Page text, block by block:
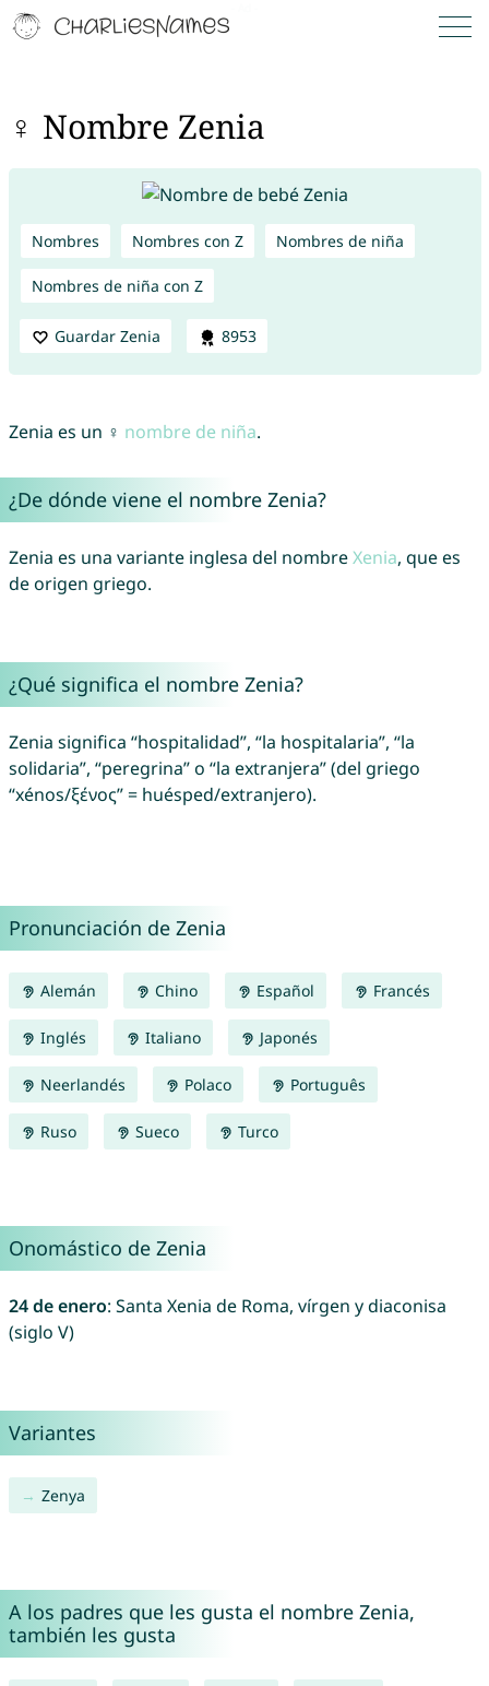
♀ Nombre Zenia
Nombres Nombres con Z Nombres de niña
Nombres de niña con Z
Guardar Zenia 8953
Zenia es un ♀ nombre de niña.
¿De dónde viene el nombre Zenia?
Zenia es una variante inglesa del nombreXenia, que es
de origen griego.
¿Qué significa el nombre Zenia?
Zenia significa “hospitalidad”, “la hospitalaria”, “la
solidaria”, “peregrina” o “la extranjera” (del griego
“xénos/ξένος” = huésped/extranjero).
Pronunciación de Zenia
Alemán Chino Español Francés
Inglés Italiano Japonés
Neerlandés Polaco Português
Ruso Sueco Turco
Onomástico de Zenia
24 de enero: Santa Xenia de Roma, vírgen y diaconisa
(siglo V)
Variantes
Zenya
A los padres que les gusta el nombre Zenia,
también les gusta